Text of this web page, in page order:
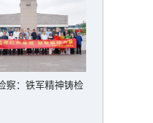
恋 构筑反诈“心”防
察：铁军精神铸检